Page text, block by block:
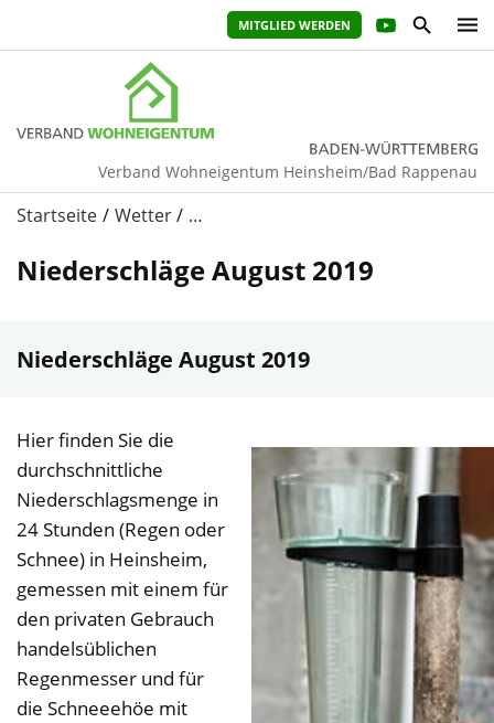
MITGLIED WERDEN
Verband Wohneigentum Heinsheim/Bad Rappenau
Startseite Wetter …
Niederschläge August 2019
Niederschläge August 2019
Hier finden Sie die
durchschnittliche
Niederschlagsmenge in
24 Stunden (Regen oder
Schnee) in Heinsheim,
gemessen mit einem für
den privaten Gebrauch
handelsüblichen
Regenmesser und für
die Schneeehöe mit